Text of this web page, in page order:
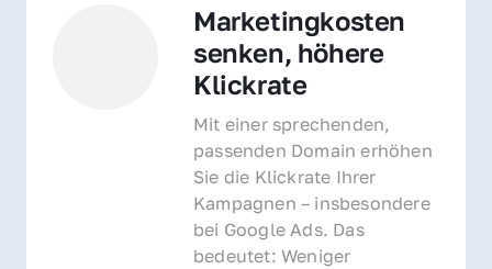
Marketingkosten
senken, höhere
Klickrate
Mit einer sprechenden,
passenden Domain erhöhen
Sie die Klickrate Ihrer
Kampagnen – insbesondere
bei Google Ads. Das
bedeutet: Weniger